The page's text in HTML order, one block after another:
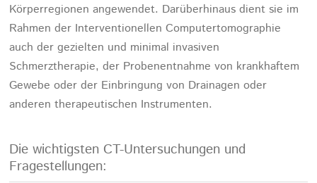
Körperregionen angewendet. Darüberhinaus dient sie im
Rahmen der Interventionellen Computertomographie
auch der gezielten und minimal invasiven
Schmerztherapie, der Probenentnahme von krankhaftem
Gewebe oder der Einbringung von Drainagen oder
anderen therapeutischen Instrumenten.
Die wichtigsten CT-Untersuchungen und
Fragestellungen: